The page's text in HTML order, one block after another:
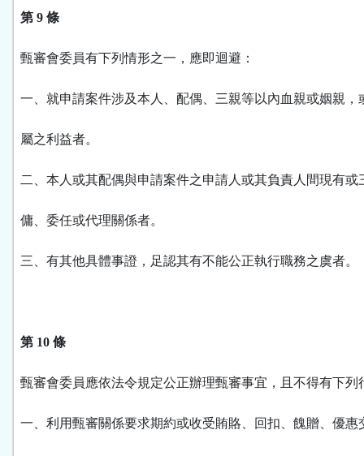
第 9 條
甄審會委員有下列情形之一，應即迴避：
一、就申請案件涉及本人、配偶、三親等以內血親或姻親，
屬之利益者。
二、本人或其配偶與申請案件之申請人或其負責人間現有或
傭、委任或代理關係者。
三、有其他具體事證，足認其有不能公正執行職務之虞者。
第 10 條
甄審會委員應依法令規定公正辦理甄審事宜，且不得有下列
一、利用甄審關係要求期約或收受賄賂、回扣、餽贈、優惠